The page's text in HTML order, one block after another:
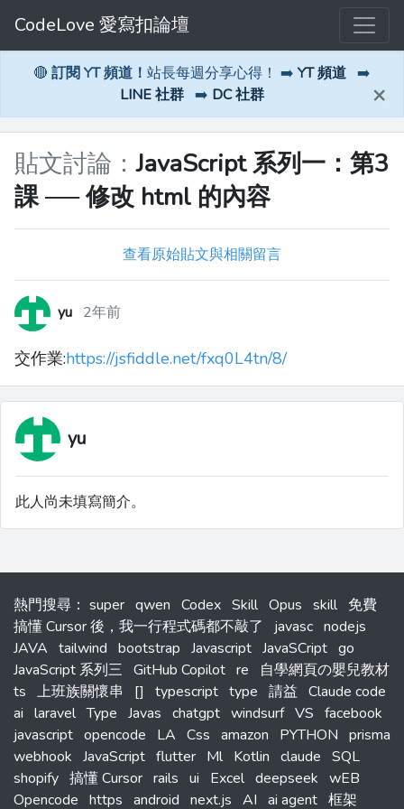
CodeLove 愛寫扣論壇
🔴 訂閱 YT 頻道！ 站長每週分享心得！ ➡️ YT 頻道 ➡️
LINE 社群 ➡️ DC 社群 ×
貼文討論：JavaScript 系列一：第3
課 ── 修改 html 的內容
查看原始貼文與相關留言
yu 2年前
交作業:https://jsfiddle.net/fxq0L4tn/8/
yu
此人尚未填寫簡介。
熱門搜尋 ： super qwen Codex Skill Opus skill 免費
搞懂 Cursor 後，我一行程式碼都不敲了
javasc nodejs
JAVA tailwind bootstrap Javascript JavaSCript go
JavaScript 系列三 GitHub Copilot re
自學網頁の嬰兒教材
ts 上班族關懷串 [] typescript type 請益 Claude code
ai laravel Type Javas chatgpt windsurf VS facebook
javascript opencode LA Css amazon PYTHON prisma
webhook JavaScript flutter Ml Kotlin claude SQL
shopify 搞懂 Cursor rails ui Excel deepseek wEB
Opencode https android next.js AI ai agent 框架